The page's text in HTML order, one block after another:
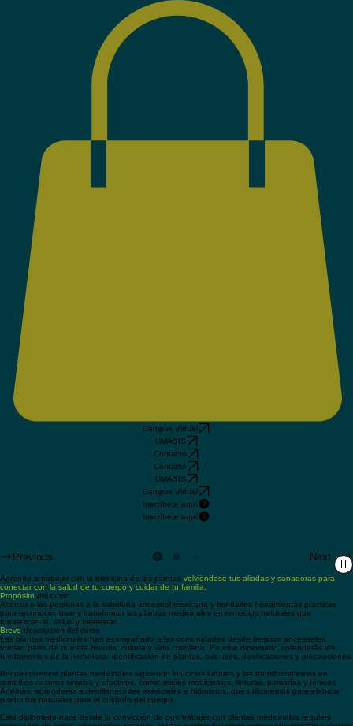
WhatsApp
Campus Virtual
UMASIS
Contacto
Contacto
UMASIS
Campus Virtual
Previous Next
Aprende a trabajar con la medicina de las plantasvolviéndose tus aliadas y sanadoras para
conectar con la salud de tu cuerpo y cuidar de tu familia.
Propósito del curso
Acercar a las personas a la sabiduría ancestral mexicana y brindarles herramientas prácticas
para reconocer, usar y transformar las plantas medicinales en remedios naturales que
fortalezcan su salud y bienestar.
Breve descripción del curso
Las plantas medicinales han acompañado a las comunidades desde tiempos ancestrales,
forman parte de nuestra historia, cultura y vida cotidiana. En este diplomado aprenderás los
fundamentos de la herbolaria: identificación de plantas, sus usos, dosificaciones y precauciones.
Recolectaremos plantas medicinales siguiendo los ciclos lunares y las transformaremos en
remedios caseros simples y efectivos, como: mieles medicinales, tinturas, pomadas y tónicos.
Además, aprenderás a destilar aceites esenciales e hidrolatos, que utilizaremos para elaborar
productos naturales para el cuidado del cuerpo.